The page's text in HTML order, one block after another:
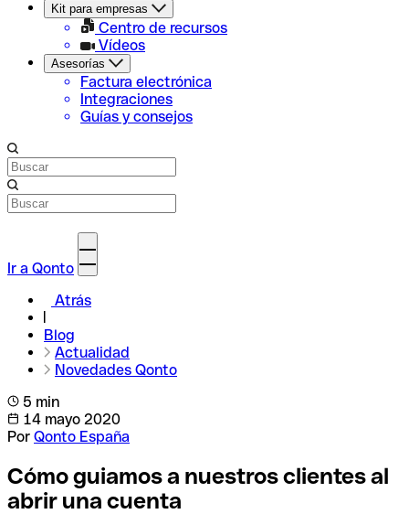
Kit para empresas
Centro de recursos
Vídeos
Asesorías
Factura electrónica
Integraciones
Guías y consejos
Ir a Qonto
Atrás
Blog
Actualidad
Novedades Qonto
5 min
14 mayo 2020
Por Qonto España
Cómo guiamos a nuestros clientes al
abrir una cuenta